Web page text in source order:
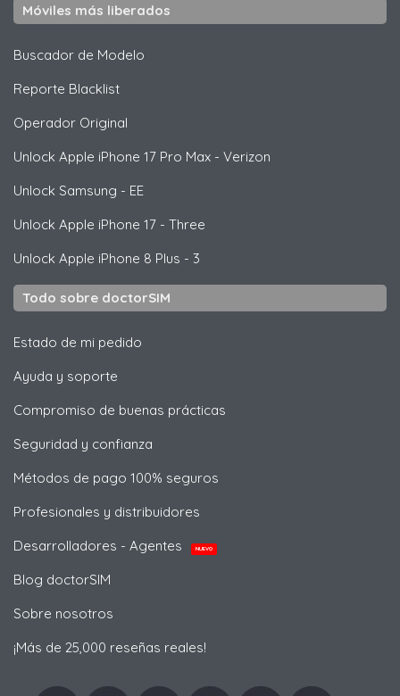
Móviles más liberados
Buscador de Modelo
Reporte Blacklist
Operador Original
Unlock Apple iPhone 17 Pro Max - Verizon
Unlock Samsung - EE
Unlock Apple iPhone 17 - Three
Unlock Apple iPhone 8 Plus - 3
Todo sobre doctorSIM
Estado de mi pedido
Ayuda y soporte
Compromiso de buenas prácticas
Seguridad y confianza
Métodos de pago 100% seguros
Profesionales y distribuidores
Desarrolladores - Agentes
NUEVO
Blog doctorSIM
Sobre nosotros
¡Más de 25,000 reseñas reales!